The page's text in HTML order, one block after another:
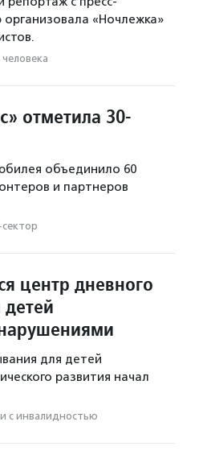
«Ночлежка»
отметила 30-
объединило 60
и партнеров
центр дневного
для детей
развития начал
с инвалидностью